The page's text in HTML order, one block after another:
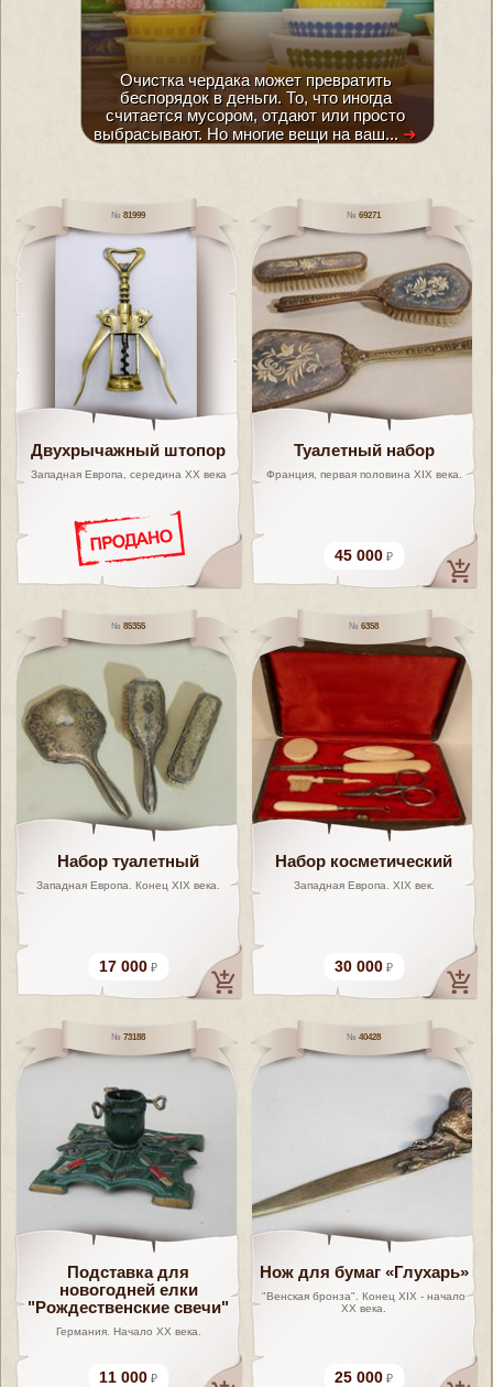
Очистка чердака может превратить
беспорядок в деньги. То, что иногда
считается мусором, отдают или просто
выбрасывают. Но многие вещи на ваш... ➜
81999
Двухрычажный штопор
Западная Европа, середина XX века
69271
Туалетный набор
Франция, первая половина XIX века.
45 000
85355
Набор туалетный
Западная Европа. Конец XIX века.
17 000
6358
Набор косметический
Западная Европа. XIX век.
30 000
73188
Подставка для
новогодней елки
"Рождественские свечи"
Германия. Начало ХХ века.
11 000
40428
Нож для бумаг «Глухарь»
"Венская бронза". Конец XIX - начало
ХХ века.
25 000